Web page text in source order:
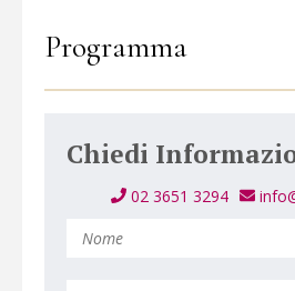
Programma
Chiedi
02 3651 3294